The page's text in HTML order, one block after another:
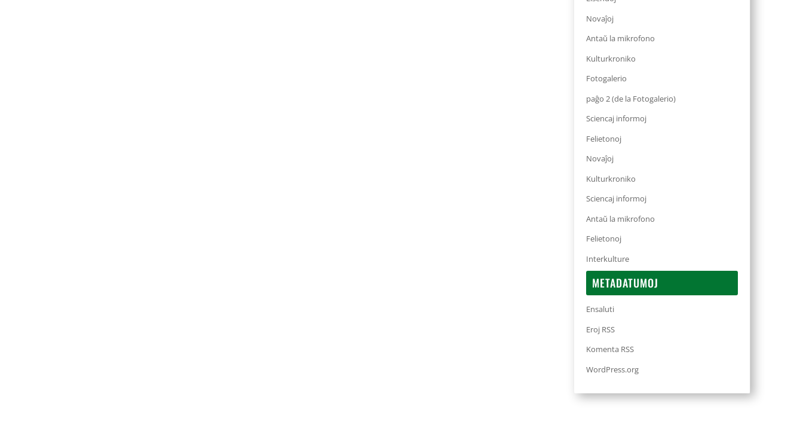
Novaĵoj
Antaŭ la mikrofono
Kulturkroniko
Fotogalerio
paĝo 2 (de la Fotogalerio)
Sciencaj informoj
Felietonoj
Novaĵoj
Kulturkroniko
Sciencaj informoj
Antaŭ la mikrofono
Felietonoj
Interkulture
METADATUMOJ
Ensaluti
Eroj RSS
Komenta RSS
WordPress.org